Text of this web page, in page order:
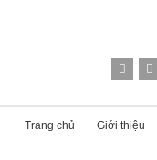
Trang chủ Giới thiệu